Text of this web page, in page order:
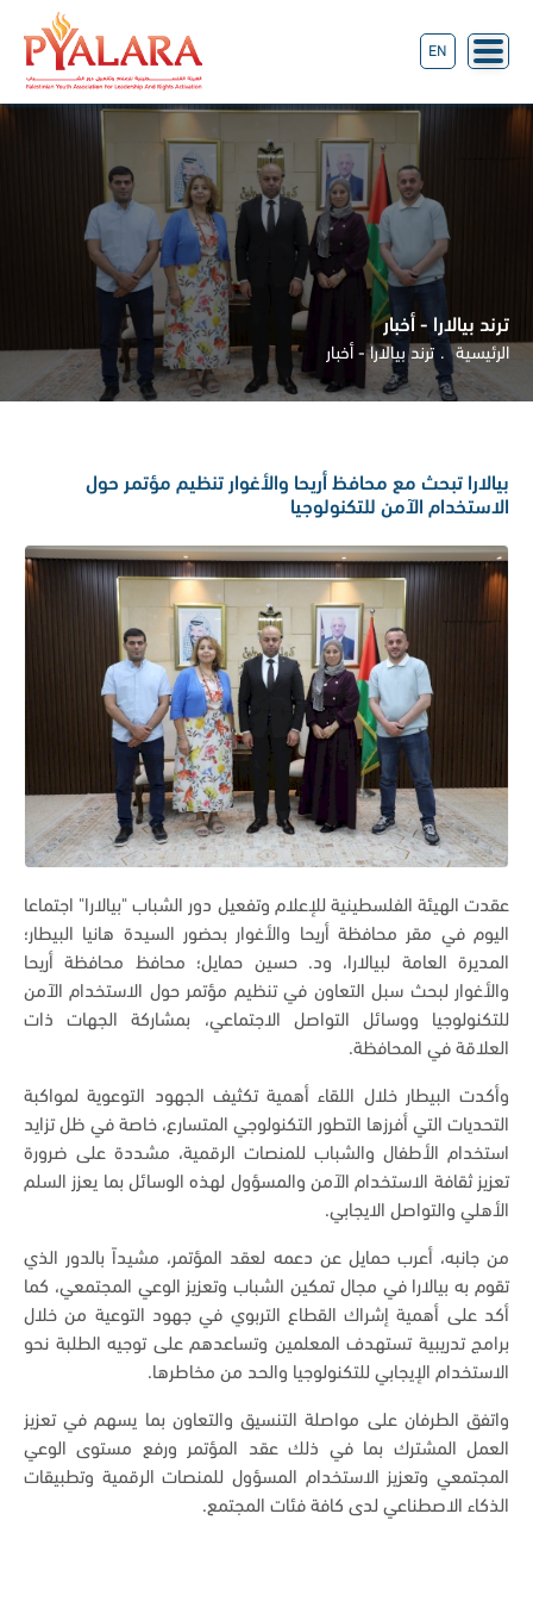
EN
ترند بيالارا - أخبار
الرئيسية ترند بيالارا - أخبار
بيالارا تبحث مع محافظ أريحا والأغوار تنظيم مؤتمر حول
الاستخدام الآمن للتكنولوجيا
عقدت الهيئة الفلسطينية للإعلام وتفعيل دور الشباب "بيالارا" اجتماعا
اليوم في مقر محافظة أريحا والأغوار بحضور السيدة هانيا البيطار؛
المديرة العامة لبيالارا، ود. حسين حمايل؛ محافظ محافظة أريحا
والأغوار لبحث سبل التعاون في تنظيم مؤتمر حول الاستخدام الآمن
للتكنولوجيا ووسائل التواصل الاجتماعي، بمشاركة الجهات ذات
العلاقة في المحافظة.
وأكدت البيطار خلال اللقاء أهمية تكثيف الجهود التوعوية لمواكبة
التحديات التي أفرزها التطور التكنولوجي المتسارع، خاصة في ظل تزايد
استخدام الأطفال والشباب للمنصات الرقمية، مشددة على ضرورة
تعزيز ثقافة الاستخدام الآمن والمسؤول لهذه الوسائل بما يعزز السلم
الأهلي والتواصل الايجابي.
من جانبه، أعرب حمايل عن دعمه لعقد المؤتمر، مشيداً بالدور الذي
تقوم به بيالارا في مجال تمكين الشباب وتعزيز الوعي المجتمعي، كما
أكد على أهمية إشراك القطاع التربوي في جهود التوعية من خلال
برامج تدريبية تستهدف المعلمين وتساعدهم على توجيه الطلبة نحو
الاستخدام الإيجابي للتكنولوجيا والحد من مخاطرها.
واتفق الطرفان على مواصلة التنسيق والتعاون بما يسهم في تعزيز
العمل المشترك بما في ذلك عقد المؤتمر ورفع مستوى الوعي
المجتمعي وتعزيز الاستخدام المسؤول للمنصات الرقمية وتطبيقات
الذكاء الاصطناعي لدى كافة فئات المجتمع.